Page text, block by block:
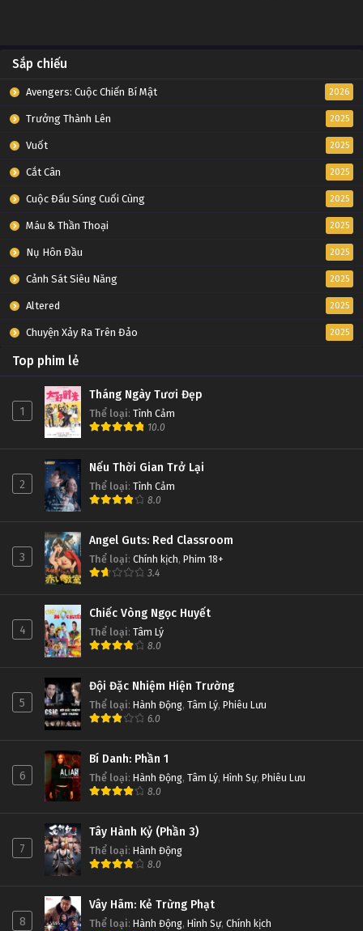
Sắp chiếu
Avengers: Cuộc Chiến Bí Mật 2026
Trưởng Thành Lên 2025
Vuốt 2025
Cắt Cân 2025
Cuộc Đấu Súng Cuối Cùng 2025
Máu & Thần Thoại 2025
Nụ Hôn Đầu 2025
Cảnh Sát Siêu Năng 2025
Altered 2025
Chuyện Xảy Ra Trên Đảo 2025
Top phim lẻ
1
Tháng Ngày Tươi Đẹp
Thể loại: Tình Cảm
10.0
2
Nếu Thời Gian Trở Lại
Thể loại: Tình Cảm
8.0
3
Angel Guts: Red Classroom
Thể loại: Chính kịch, Phim 18+
3.4
4
Chiếc Vòng Ngọc Huyết
Thể loại: Tâm Lý
8.0
5
Đội Đặc Nhiệm Hiện Trường
Thể loại: Hành Động, Tâm Lý, Phiêu Lưu
6.0
6
Bí Danh: Phần 1
Thể loại: Hành Động, Tâm Lý, Hình Sự, Phiêu Lưu
8.0
7
Tây Hành Kỷ (Phần 3)
Thể loại: Hành Động
8.0
8
Vây Hãm: Kẻ Trừng Phạt
Thể loại: Hành Động, Hình Sự, Chính kịch